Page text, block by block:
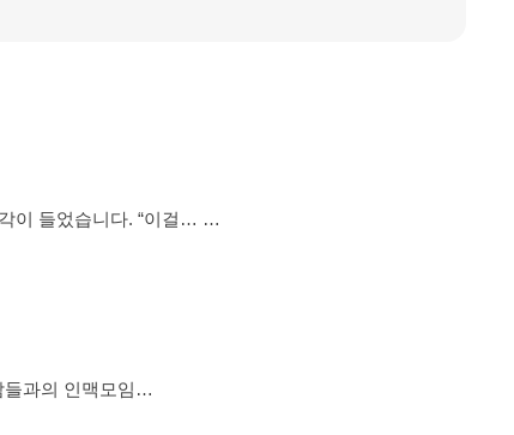
습니다. “이걸… 내